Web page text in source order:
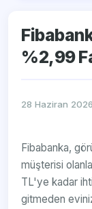
%2,99
28 Haziran
Fibabanka,
müşterisi
TL'ye kadar
gitmeden